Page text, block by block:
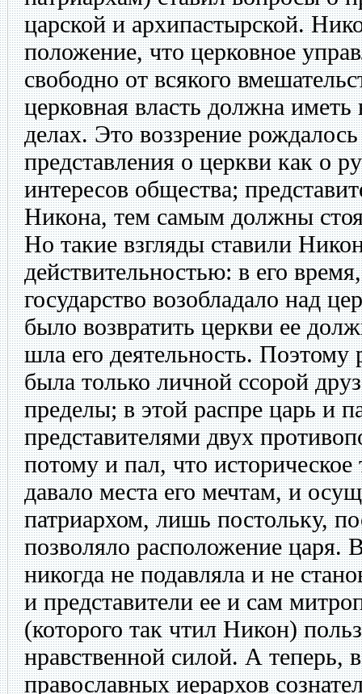
царской и архипастырской.
положение, что церковное
свободно от всякого
церковная власть должна
делах. Это воззрение
представления о церкви как о
интересов общества;
Никона, тем самым должны
Но такие взгляды ставили
действительностью: в его
государство возобладало над
было возвратить церкви ее
шла его деятельность.
была только личной ссорой
пределы; в этой распре царь и
представителями двух
потому и пал, что
давало места его мечтам, и
патриархом, лишь постольку,
позволяло расположение царя.
никогда не подавляла и не
и представители ее и сам
(которого так чтил Никон)
нравственной силой. А теперь,
православных иерархов